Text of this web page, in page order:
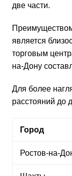
две части.
является
торговым
на-Дону
Для более
расстояний до
Город
Ростов-на-